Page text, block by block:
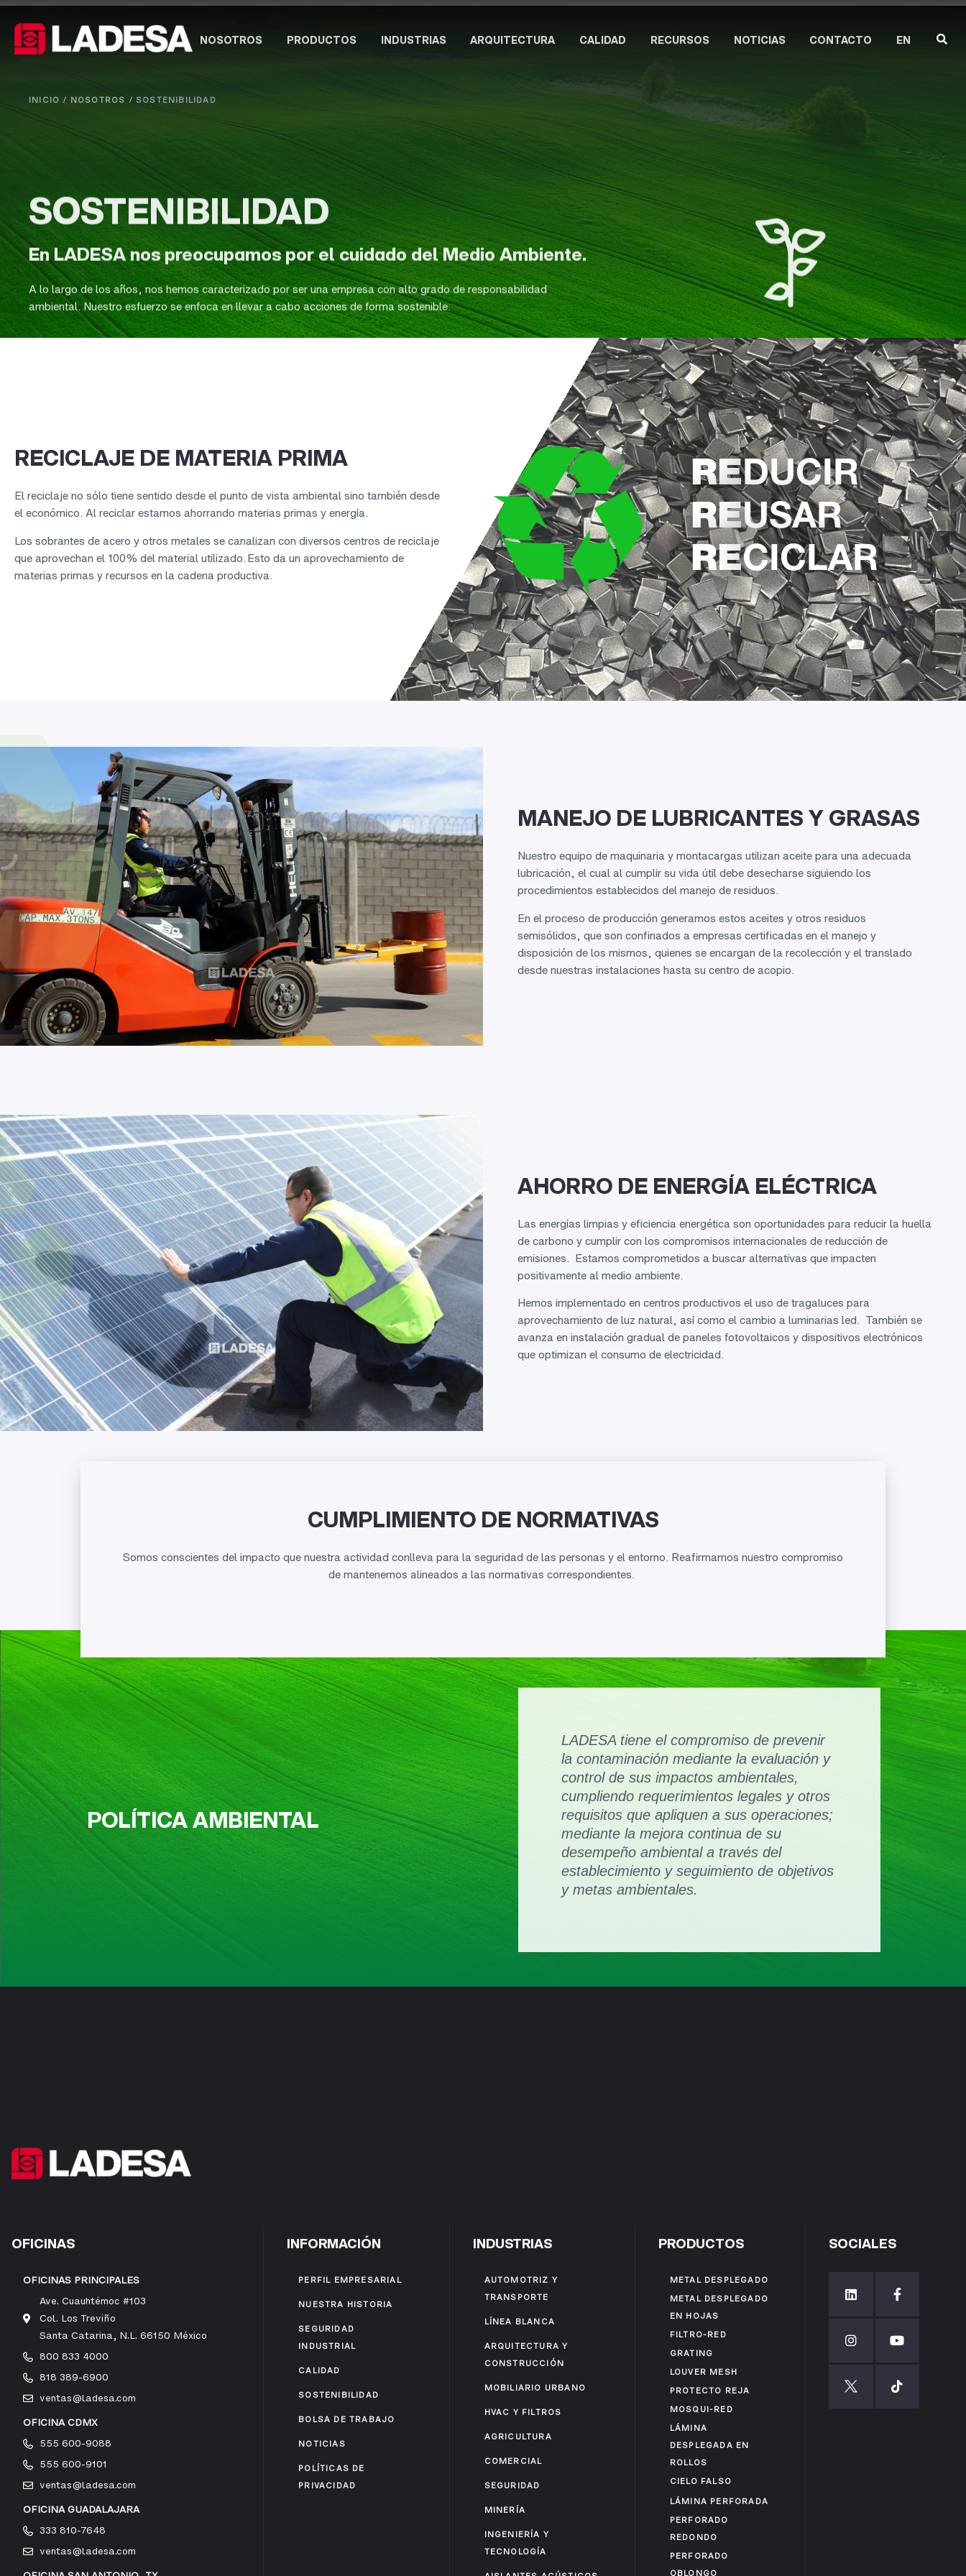
NOSOTROS PRODUCTOS INDUSTRIAS ARQUITECTURA CALIDAD RECURSOS NOTICIAS CONTACTO EN
INICIO / NOSOTROS /SOSTENIBILIDAD
SOSTENIBILIDAD
En LADESA nos preocupamos por el cuidado del Medio Ambiente.
A lo largo de los años, nos hemos caracterizado por ser una empresa con alto grado de responsabilidad
ambiental. Nuestro esfuerzo se enfoca en llevar a cabo acciones de forma sostenible.
RECICLAJE DE MATERIA PRIMA
El reciclaje no sólo tiene sentido desde el punto de vista ambiental sino también desde
el económico. Al reciclar estamos ahorrando materias primas y energía.
Los sobrantes de acero y otros metales se canalizan con diversos centros de reciclaje
que aprovechan el 100% del material utilizado. Esto da un aprovechamiento de
materias primas y recursos en la cadena productiva.
REDUCIR
REUSAR
RECICLAR
MANEJO DE LUBRICANTES Y GRASAS
Nuestro equipo de maquinaria y montacargas utilizan aceite para una adecuada
lubricación, el cual al cumplir su vida útil debe desecharse siguiendo los
procedimientos establecidos del manejo de residuos.
En el proceso de producción generamos estos aceites y otros residuos
semisólidos, que son confinados a empresas certificadas en el manejo y
disposición de los mismos, quienes se encargan de la recolección y el translado
desde nuestras instalaciones hasta su centro de acopio.
AHORRO DE ENERGÍA ELÉCTRICA
Las energías limpias y eficiencia energética son oportunidades para reducir la huella
de carbono y cumplir con los compromisos internacionales de reducción de
emisiones. Estamos comprometidos a buscar alternativas que impacten
positivamente al medio ambiente.
Hemos implementado en centros productivos el uso de tragaluces para
aprovechamiento de luz natural, así como el cambio a luminarias led. También se
avanza en instalación gradual de paneles fotovoltaicos y dispositivos electrónicos
que optimizan el consumo de electricidad.
CUMPLIMIENTO DE NORMATIVAS
Somos conscientes del impacto quenuestraactividad conlleva para la seguridad de las personas y el entorno. Reafirmamos nuestro compromiso
demantenernos alineados a las normativas correspondientes.
POLÍTICA AMBIENTAL
LADESA tiene el compromiso de prevenir
la contaminación mediante la evaluación y
control de sus impactos ambientales,
cumpliendo requerimientos legales y otros
requisitos que apliquen a sus operaciones;
mediante la mejora continua de su
desempeño ambiental a través del
establecimiento y seguimiento de objetivos
y metas ambientales.
OFICINAS
OFICINAS PRINCIPALES
Ave. Cuauhtémoc #103
Col. Los Treviño
Santa Catarina, N.L. 66150 México
800 833 4000
818 389-6900
ventas@ladesa.com
OFICINA CDMX
555 600-9088
555 600-9101
ventas@ladesa.com
OFICINA GUADALAJARA
333 810-7648
ventas@ladesa.com
INFORMACIÓN
PERFIL EMPRESARIAL
NUESTRA HISTORIA
SEGURIDAD
INDUSTRIAL
CALIDAD
SOSTENIBILIDAD
BOLSA DE TRABAJO
NOTICIAS
POLÍTICAS DE
PRIVACIDAD
INDUSTRIAS
AUTOMOTRIZ Y
TRANSPORTE
LÍNEA BLANCA
ARQUITECTURA Y
CONSTRUCCIÓN
MOBILIARIO URBANO
HVAC Y FILTROS
AGRICULTURA
COMERCIAL
SEGURIDAD
MINERÍA
INGENIERÍA Y
TECNOLOGÍA
PRODUCTOS
METAL DESPLEGADO
METAL DESPLEGADO
EN HOJAS
FILTRO-RED
GRATING
LOUVER MESH
PROTECTO REJA
MOSQUI-RED
LÁMINA
DESPLEGADA EN
ROLLOS
CIELO FALSO
LÁMINA PERFORADA
PERFORADO
REDONDO
PERFORADO
OBLONGO
SOCIALES